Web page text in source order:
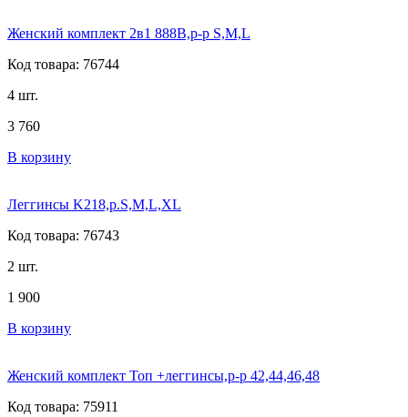
Женский комплект 2в1 888B,р-р S,M,L
Код товара: 76744
4 шт.
3 760
В корзину
Леггинсы K218,р.S,M,L,XL
Код товара: 76743
2 шт.
1 900
В корзину
Женский комплект Топ +леггинсы,р-р 42,44,46,48
Код товара: 75911